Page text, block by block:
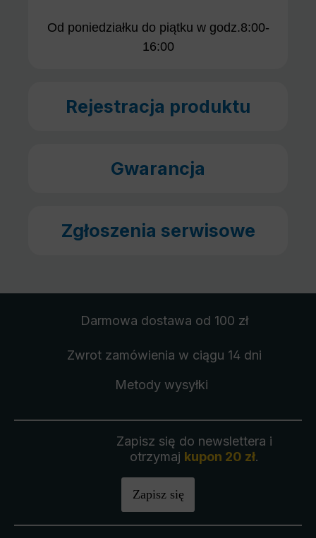
Od poniedziałku do piątku w godz.8:00-
16:00
Rejestracja produktu
Gwarancja
Zgłoszenia serwisowe
Darmowa dostawa od 100 zł
Zwrot zamówienia w ciągu 14 dni
Metody wysyłki
Zapisz się do newslettera i
otrzymaj kupon 20 zł.
Zapisz się